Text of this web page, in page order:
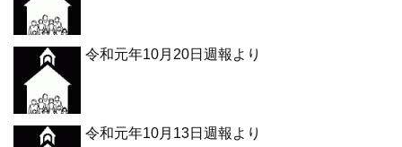
令和元年10月20日週報より
令和元年10月13日週報より